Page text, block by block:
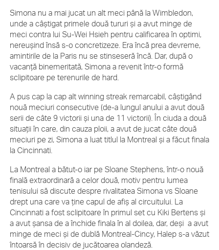
Simona nu a mai jucat un alt meci până la Wimbledon,
unde a câștigat primele două tururi și a avut minge de
meci contra lui Su-Wei Hsieh pentru calificarea în optimi,
nereușind însă s-o concretizeze. Era încă prea devreme,
amintirile de la Paris nu se stinseseră încă. Dar, după o
vacanță binemeritată, Simona a revenit într-o formă
sclipitoare pe terenurile de hard.
A pus cap la cap alt winning streak remarcabil, câștigând
nouă meciuri consecutive (de-a lungul anului a avut două
serii de câte 9 victorii și una de 11 victorii). În ciuda a două
situații în care, din cauza ploii, a avut de jucat câte două
meciuri pe zi, Simona a luat titlul la Montreal și a făcut finala
la Cincinnati.
La Montreal a bătut-o iar pe Sloane Stephens, într-o nouă
finală extraordinară a celor două, motiv pentru lumea
tenisului să discute despre rivalitatea Simona vs Sloane
drept una care va ține capul de afiș al circuitului. La
Cincinnati a fost sclipitoare în primul set cu Kiki Bertens și
a avut șansa de a închide finala în al doilea, dar, deși a avut
minge de meci și de dublă Montreal-Cincy, Halep s-a văzut
întoarsă în decisiv de jucătoarea olandeză.